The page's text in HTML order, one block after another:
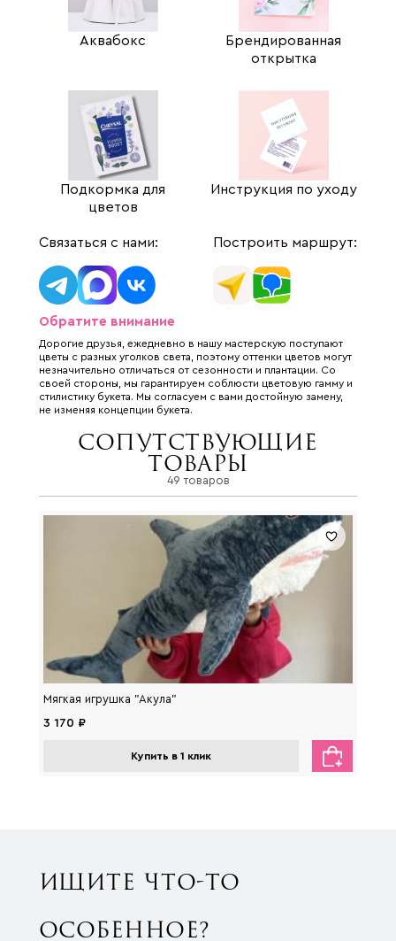
Аквабокс
Брендированная
открытка
Подкормка для
цветов
Инструкция по уходу
Связаться с нами: Построить маршрут:
Обратите внимание
Дорогие друзья, ежедневно в нашу мастерскую поступают
цветы с разных уголков света, поэтому оттенки цветов могут
незначительно отличаться от сезонности и плантации. Со
своей стороны, мы гарантируем соблюсти цветовую гамму и
стилистику букета. Мы согласуем с вами достойную замену,
не изменяя концепции букета.
Сопутствующие
товары
49 товаров
Мягкая игрушка "Акула"
3 170 ₽
Купить в 1 клик
ИЩИТЕ ЧТО-ТО
ОСОБЕННОЕ?